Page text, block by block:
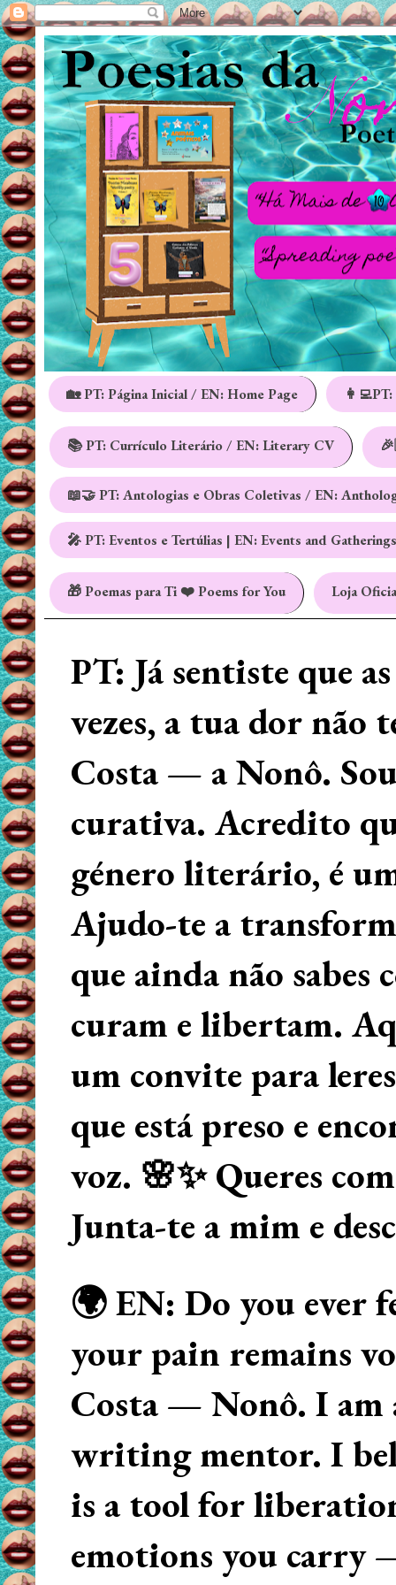
🏡 PT: Página Inicial / EN: Home Page
📚 PT: Currículo Literário / EN: Literary CV
📖🤝 PT: Antologias e Obras Coletivas / EN:
🎤 PT: Eventos e Tertúlias | EN: Events and Gatherings
🎁 Poemas para Ti ❤️ Poems for You Loja
PT: Já sentiste que
vezes, a tua dor não
Costa — a Nonô.
curativa. Acredito
género literário, é
Ajudo-te a
que ainda não
curam e libertam.
um convite para
que está preso e
voz. 🌸✨ Queres
Junta-te a mim e
🌍 EN: Do you ever
your pain remains
Costa — Nonô. I am
writing mentor. I
is a tool for
emotions you carry